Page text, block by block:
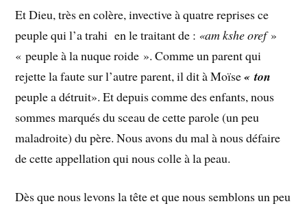
Et Dieu, très en colère, invective à quatre reprises ce
peuple qui l’a trahi en le traitant de : «am kshe oref»
« peuple à la nuque roide ». Comme un parent qui
rejette la faute sur l’autre parent, il dit à Moïse« ton
peuple a détruit». Et depuis comme des enfants, nous
sommes marqués du sceau de cette parole (un peu
maladroite) du père. Nous avons du mal à nous défaire
de cette appellation qui nous colle à la peau.
Dès que nous levons la tête et que nous semblons un peu